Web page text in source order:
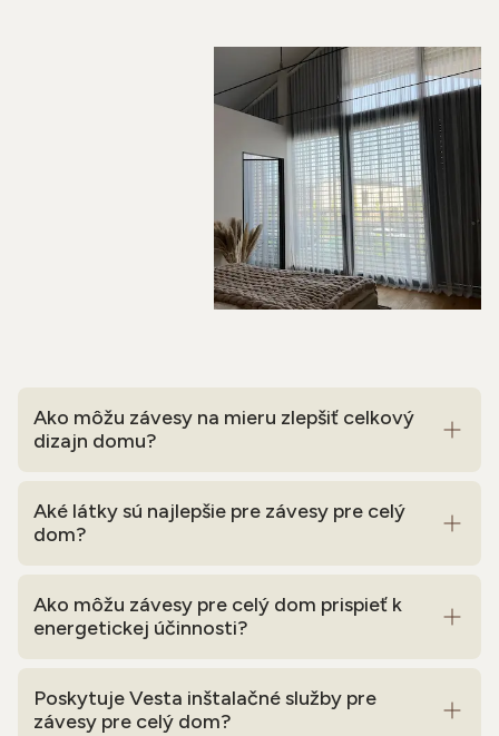
Ako môžu závesy na mieru zlepšiť celkový
dizajn domu?
Aké látky sú najlepšie pre závesy pre celý
dom?
Ako môžu závesy pre celý dom prispieť k
energetickej účinnosti?
Poskytuje Vesta inštalačné služby pre
závesy pre celý dom?